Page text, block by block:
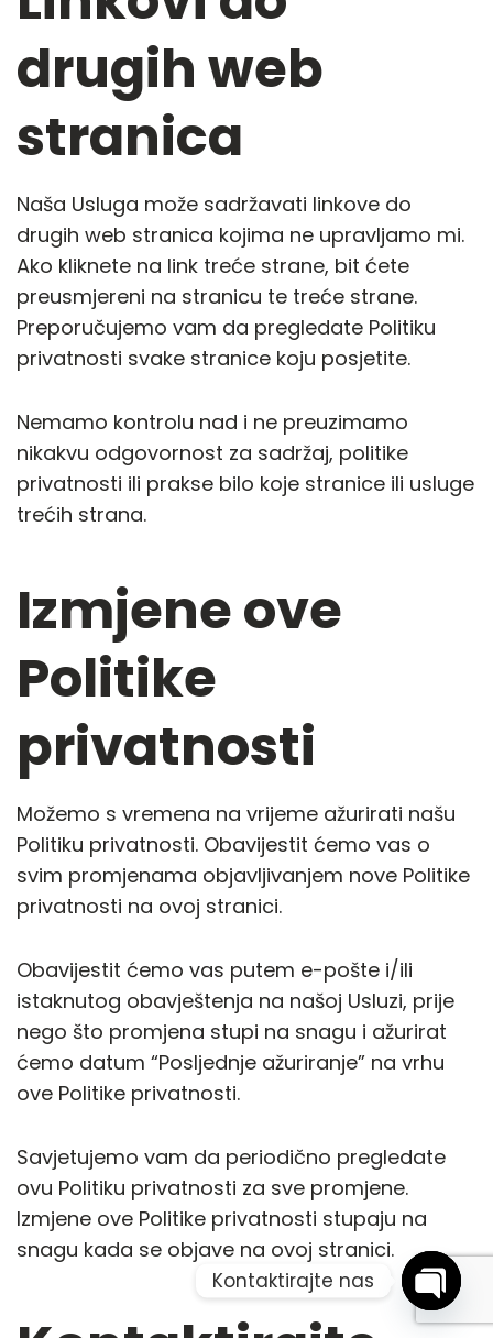
drugih web
stranica
Naša Usluga može sadržavati linkove do
drugih web stranica kojima ne upravljamo mi.
Ako kliknete na link treće strane, bit ćete
preusmjereni na stranicu te treće strane.
Preporučujemo vam da pregledate Politiku
privatnosti svake stranice koju posjetite.
Nemamo kontrolu nad i ne preuzimamo
nikakvu odgovornost za sadržaj, politike
privatnosti ili prakse bilo koje stranice ili usluge
trećih strana.
Izmjene ove
Politike
privatnosti
Možemo s vremena na vrijeme ažurirati našu
Politiku privatnosti. Obavijestit ćemo vas o
svim promjenama objavljivanjem nove Politike
privatnosti na ovoj stranici.
Obavijestit ćemo vas putem e-pošte i/ili
istaknutog obavještenja na našoj Usluzi, prije
nego što promjena stupi na snagu i ažurirat
ćemo datum “Posljednje ažuriranje” na vrhu
ove Politike privatnosti.
Savjetujemo vam da periodično pregledate
ovu Politiku privatnosti za sve promjene.
Izmjene ove Politike privatnosti stupaju na
snagu kada se objave na ovoj stranici.
Kontaktirajte nas
Open